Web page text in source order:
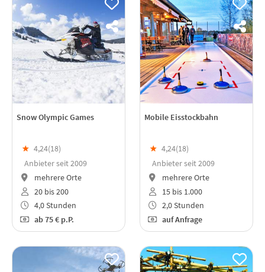
Snow Olympic Games
★ 4,24(18)
Anbieter seit 2009
mehrere Orte
20 bis 200
4,0 Stunden
ab75 € p.P.
Mobile Eisstockbahn
★ 4,24(18)
Anbieter seit 2009
mehrere Orte
15 bis 1.000
2,0 Stunden
auf Anfrage